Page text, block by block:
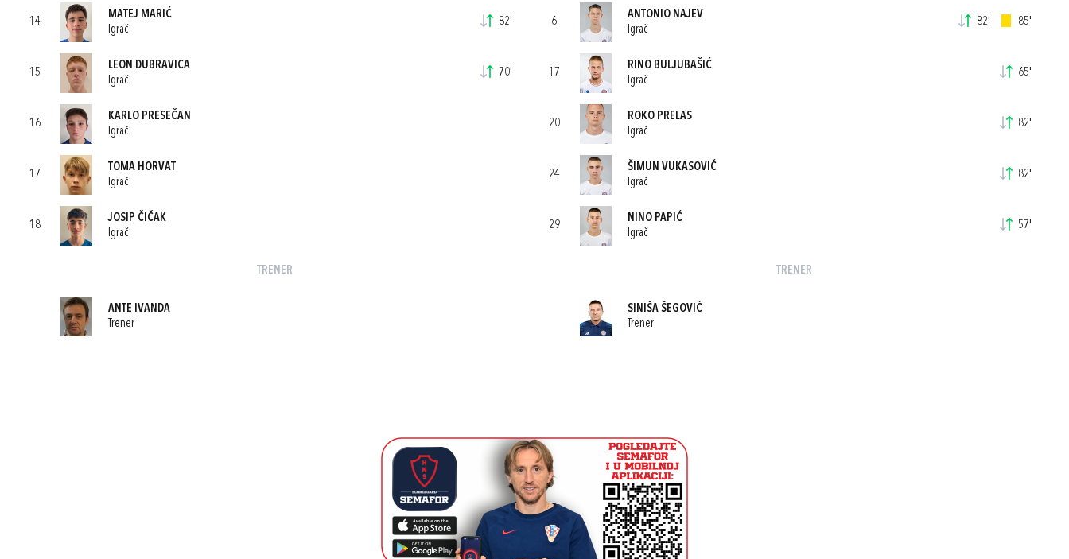
14
MATEJ MARIĆ
Igrač
82'
15
LEON DUBRAVICA
Igrač
70'
16
KARLO PRESEČAN
Igrač
17
TOMA HORVAT
Igrač
18
JOSIP ČIČAK
Igrač
TRENER
ANTE IVANDA
Trener
6
ANTONIO NAJEV
Igrač
82' 85'
17
RINO BULJUBAŠIĆ
Igrač
65'
20
ROKO PRELAS
Igrač
82'
24
ŠIMUN VUKASOVIĆ
Igrač
82'
29
NINO PAPIĆ
Igrač
57'
TRENER
SINIŠA ŠEGOVIĆ
Trener